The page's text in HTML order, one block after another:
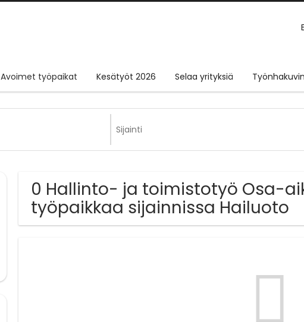
Avoimet työpaikat Kesätyöt 2026 Selaa yrityksiä
0 Hallinto- ja toimistotyö Osa-
työpaikkaa sijainnissa Hailuoto